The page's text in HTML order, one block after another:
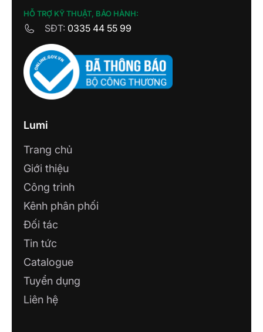
HỖ TRỢ KỸ THUẬT, BẢO HÀNH:
SĐT: 0335 44 55 99
Lumi
Trang chủ
Giới thiệu
Công trình
Kênh phân phối
Đối tác
Tin tức
Catalogue
Tuyển dụng
Liên hệ